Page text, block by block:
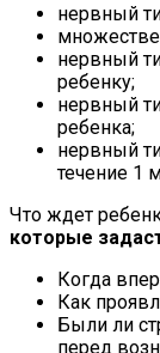
нервный
нервный
ребенку;
нервный
ребенка;
нервный
течение 1
Что ждет
которые
Когда
Как
Были ли
перед